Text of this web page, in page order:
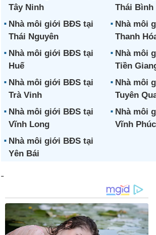
Tây Ninh
Thái Bình
Nhà môi giới BĐS tại
Thái Nguyên
Nhà môi
Thanh
Nhà môi giới BĐS tại
Huế
Nhà môi
Tiền
Nhà môi giới BĐS tại
Trà Vinh
Nhà môi
Tuyên
Nhà môi giới BĐS tại
Vĩnh Long
Nhà môi
Vĩnh Phúc
Nhà môi giới BĐS tại
Yên Bái